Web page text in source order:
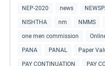
NEP-2020 news
NISHTHA nm NMMS
one men commission
PANA PANAL Paper
PAY CONTINUATION PAY